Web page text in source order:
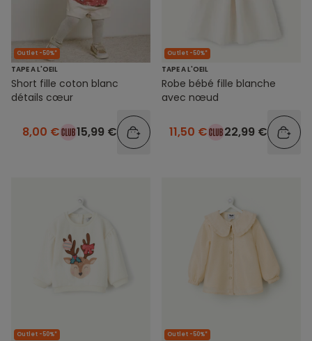
Outlet -50%*
TAPE A L'OEIL
Short fille coton blanc
détails cœur
8,00 € 15,99 €
Outlet -50%*
TAPE A L'OEIL
Robe bébé fille blanche
avec nœud
11,50 € 22,99 €
Outlet -50%* Outlet -50%*